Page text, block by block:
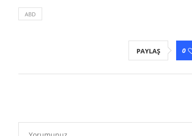
ABD
PAYLAŞ 0